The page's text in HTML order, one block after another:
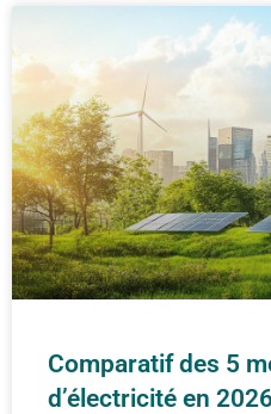
Comparatif des 5
d’électricité en